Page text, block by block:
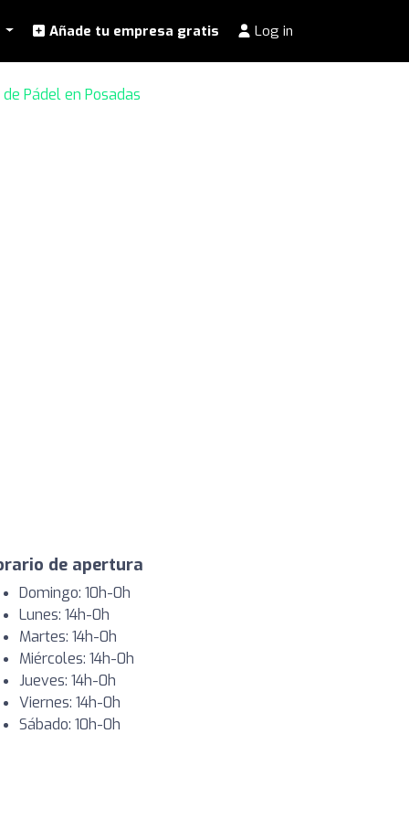
Añade tu empresa gratis Log in
de Pádel en Posadas
de apertura
Domingo: 10h-0h
Lunes: 14h-0h
Martes: 14h-0h
Miércoles: 14h-0h
Jueves: 14h-0h
Viernes: 14h-0h
Sábado: 10h-0h